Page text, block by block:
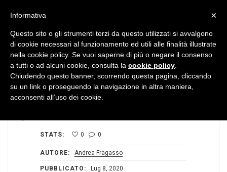
STATS: 0 0
AUTORE: Andrea Fragasso
PUBBLICATO: Lug 8, 2020
×
Informativa
Questo sito o gli strumenti terzi da questo utilizzati si avvalgono
di cookie necessari al funzionamento ed utili alle finalità illustrate
nella cookie policy. Se vuoi saperne di più o negare il consenso
a tutti o ad alcuni cookie, consulta la cookie policy
Chiudendo questo banner, scorrendo questa pagina, cliccando
su un link o proseguendo la navigazione in altra maniera,
acconsenti all’uso dei cookie.